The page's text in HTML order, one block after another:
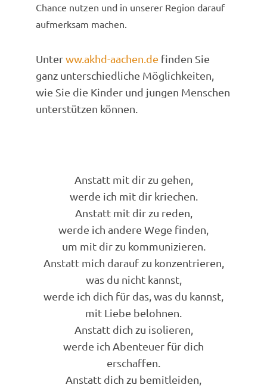
Chance nutzen und in unserer Region darauf
aufmerksam machen.
Unterww.akhd-aachen.de finden Sie
ganz unterschiedliche Möglichkeiten,
wie Sie die Kinder und jungen Menschen
unterstützen können.
Anstatt mit dir zu gehen,
werde ich mit dir kriechen.
Anstatt mit dir zu reden,
werde ich andere Wege finden,
um mit dir zu kommunizieren.
Anstatt mich darauf zu konzentrieren,
was du nicht kannst,
werde ich dich für das, was du kannst,
mit Liebe belohnen.
Anstatt dich zu isolieren,
werde ich Abenteuer für dich
erschaffen.
Anstatt dich zu bemitleiden,